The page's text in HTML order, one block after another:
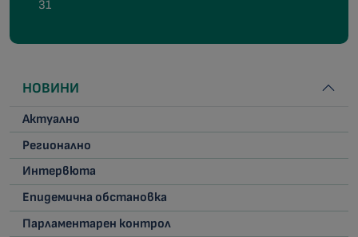
31
НОВИНИ
Актуално
Регионално
Интервюта
Епидемична обстановка
Парламентарен контрол